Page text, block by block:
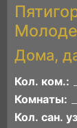
Дома,
Кол. ком.:
Комнаты:
Кол. сан.